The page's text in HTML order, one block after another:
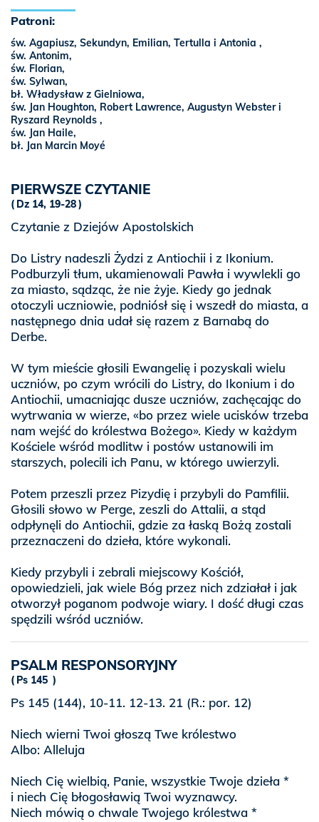
Patroni:
św. Agapiusz, Sekundyn, Emilian, Tertulla i Antonia ,
św. Antonim,
św. Florian,
św. Sylwan,
bł. Władysław z Gielniowa,
św. Jan Houghton, Robert Lawrence, Augustyn Webster i
Ryszard Reynolds ,
św. Jan Haile,
bł. Jan Marcin Moyé
PIERWSZE CZYTANIE
Dz 14, 19-28
Czytanie z Dziejów Apostolskich
Do Listry nadeszli Żydzi z Antiochii i z Ikonium.
Podburzyli tłum, ukamienowali Pawła i wywlekli go
za miasto, sądząc, że nie żyje. Kiedy go jednak
otoczyli uczniowie, podniósł się i wszedł do miasta, a
następnego dnia udał się razem z Barnabą do
Derbe.
W tym mieście głosili Ewangelię i pozyskali wielu
uczniów, po czym wrócili do Listry, do Ikonium i do
Antiochii, umacniając dusze uczniów, zachęcając do
wytrwania w wierze, «bo przez wiele ucisków trzeba
nam wejść do królestwa Bożego». Kiedy w każdym
Kościele wśród modlitw i postów ustanowili im
starszych, polecili ich Panu, w którego uwierzyli.
Potem przeszli przez Pizydię i przybyli do Pamfilii.
Głosili słowo w Perge, zeszli do Attalii, a stąd
odpłynęli do Antiochii, gdzie za łaską Bożą zostali
przeznaczeni do dzieła, które wykonali.
Kiedy przybyli i zebrali miejscowy Kościół,
opowiedzieli, jak wiele Bóg przez nich zdziałał i jak
otworzył poganom podwoje wiary. I dość długi czas
spędzili wśród uczniów.
PSALM RESPONSORYJNY
Ps 145
Ps 145 (144), 10-11. 12-13. 21 (R.: por. 12)
Niech wierni Twoi głoszą Twe królestwo
Albo: Alleluja
Niech Cię wielbią, Panie, wszystkie Twoje dzieła *
i niech Cię błogosławią Twoi wyznawcy.
Niech mówią o chwale Twojego królestwa *